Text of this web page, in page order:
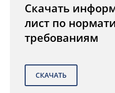
Скачать
лист по
требованиям